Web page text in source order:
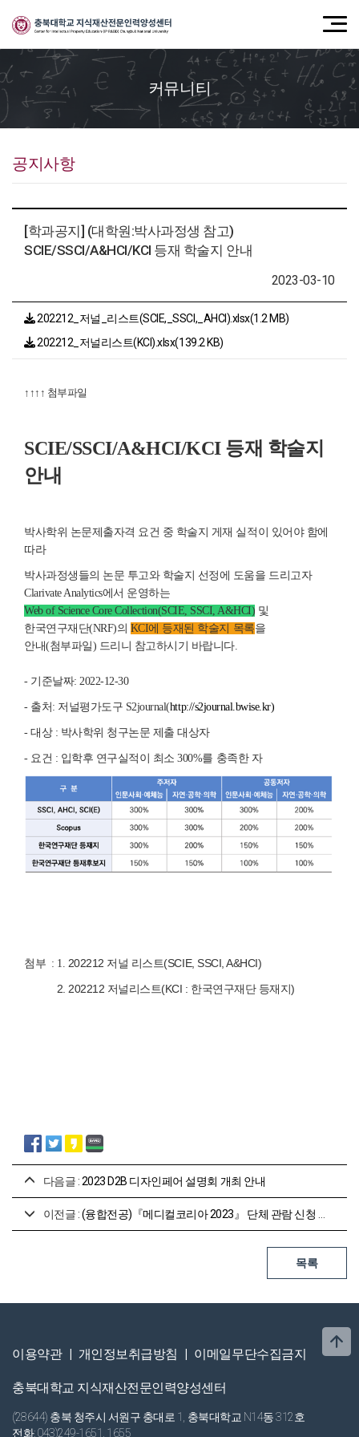
커뮤니티
공지사항
[학과공지] (대학원:박사과정생 참고)
SCIE/SSCI/A&HCI/KCI 등재 학술지 안내
2023-03-10
202212_저널_리스트(SCIE,_SSCI,_AHCI).xlsx(1.2 MB)
202212_저널리스트(KCI).xlsx(139.2 KB)
↑ ↑↑ ↑ 첨부파일
SCIE/SSCI/A&HCI/KCI 등재 학술지
안내
박사학위 논문제출자격 요건 중 학술지 게재 실적이 있어야 함에
따라
박사과정생들의 논문 투고와 학술지 선정에 도움을 드리고자
Clarivate Analytics에서 운영하는
Web of Science Core Collection(SCIE, SSCI, A&HCI) 및
한국연구재단(NRF)의 KCI에 등재된 학술지 목록을
안내(첨부파일) 드리니 참고하시기 바랍니다.
- 기준날짜: 2022-12-30
- 출처: 저널평가도구 S2journal(http://s2journal.bwise.kr)
- 대상 : 박사학위 청구논문 제출 대상자
- 요건 : 입학후 연구실적이 최소 300%를 충족한 자
첨부 : 1. 202212 저널 리스트(SCIE, SSCI, A&HCI)
2. 202212 저널리스트(KCI : 한국연구재단 등재지)
다음글 :2023 D2B 디자인페어 설명회 개최 안내
이전글 :(융합전공)『메디컬코리아 2023』 단체 관람 신청 안내[~3월 9일]
이용약관 | 개인정보취급방침 | 이메일무단수집금지
충북대학교 지식재산전문인력양성센터
(28644) 충북 청주시 서원구 충대로 1, 충북대학교 N14동 312호
전화: 043)249-1651, 1655